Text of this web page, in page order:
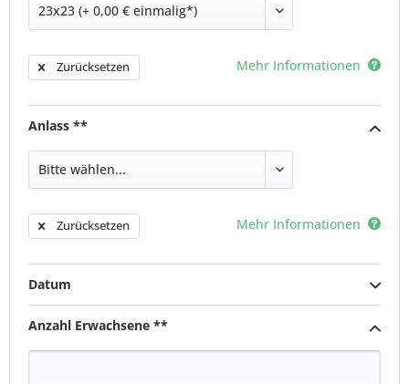
Zurücksetzen Mehr Informationen
Anlass **
Zurücksetzen Mehr Informationen
Datum
Anzahl Erwachsene **